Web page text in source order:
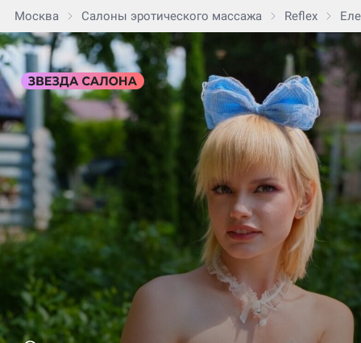
Москва Салоны эротического массажа Reflex